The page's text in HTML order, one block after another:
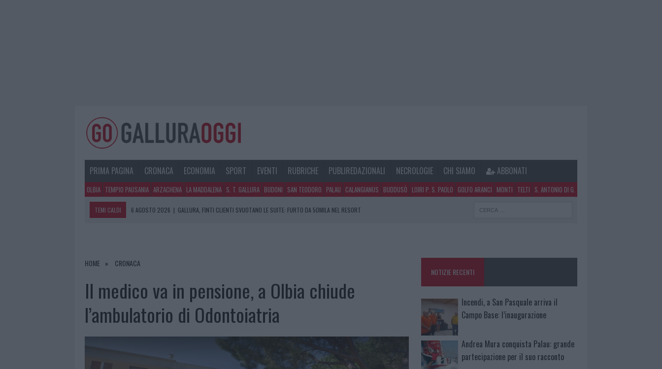
PRIMA PAGINA CRONACA ECONOMIA SPORT EVENTI RUBRICHE PUBLIREDAZIONALI NECROLOGIE CHI SIAMO ABBONATI
OLBIA TEMPIO PAUSANIA ARZACHENA LA MADDALENA S. T. GALLURA BUDONI SAN TEODORO PALAU CALANGIANUS BUDDUSÒ LOIRI P. S. PAOLO GOLFO ARANCI MONTI TELTI S. ANTONIO DI G.
TEMI CALDI 6 AGOSTO 2026 | GALLURA, FINTI CLIENTI SVUOTANO LE SUITE: FURTO DA 50MILA NEL RESORT
6 AGOSTO 2026
|
HOME CRONACA
Il medico va in pensione, a Olbia chiude
l’ambulatorio di Odontoiatria
NOTIZIE RECENTI
Incendi, a San Pasquale arriva il
Campo Base: l’inaugurazione
Andrea Mura conquista Palau: grande
partecipazione per il suo racconto